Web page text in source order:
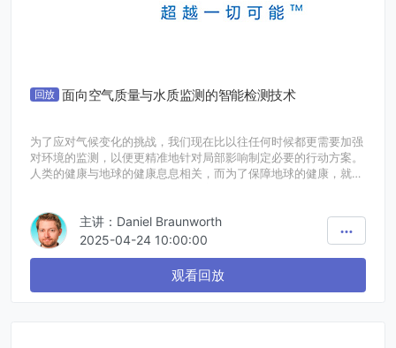
回放 面向空气质量与水质监测的智能检测技术
为了应对气候变化的挑战，我们现在比以往任何时候都更需要加强
对环境的监测，以便更精准地针对局部影响制定必要的行动方案。
人类的健康与地球的健康息息相关，而为了保障地球的健康，就需
光学和电化学技术在气体检测和液体分析领域的应用。
主讲：Daniel Braunworth
2025-04-24 10:00:00
观看回放